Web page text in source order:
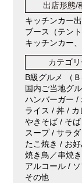
出店形態/
キッチンカー
ブース（テン
キッチンカー
カテゴリ
B級グルメ （
国内ご当地グ
ハンバーガー /
ライス / 丼 /
やきそば / そ
スープ / サラダ
たこ焼き / お
焼き鳥／串焼
アルコール /
その他